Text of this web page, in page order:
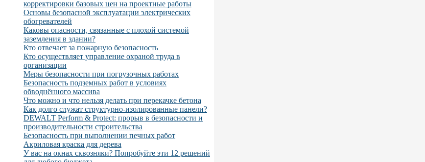
корректировки базовых цен на проектные работы
Основы безопасной эксплуатации электрических
обогревателей
Каковы опасности, связанные с плохой системой
заземления в здании?
Кто отвечает за пожарную безопасность
Кто осуществляет управление охраной труда в
организации
Меры безопасности при погрузочных работах
Безопасность подземных работ в условиях
обводнённого массива
Что можно и что нельзя делать при перекачке бетона
Как долго служат структурно-изолированные панели?
DEWALT Perform & Protect: прорыв в безопасности и
производительности строительства
Безопасность при выполнении печных работ
Акриловая краска для дерева
У вас на окнах сквозняки? Попробуйте эти 12 решений